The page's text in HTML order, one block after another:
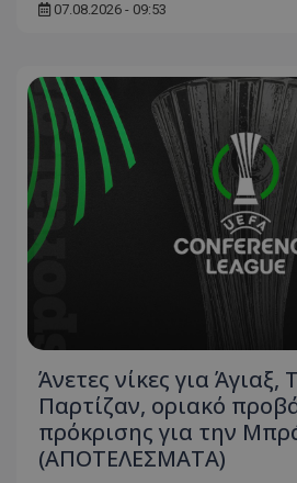
07.08.2026 - 09:53
Άνετες νίκες για Άγιαξ,
Παρτίζαν, οριακό
πρόκρισης για την
(ΑΠΟΤΕΛΕΣΜΑΤΑ)